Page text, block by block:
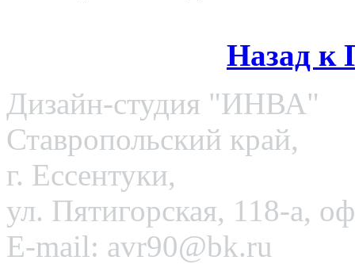
Назад
Дизайн-студия "ИНВА"
Ставропольский край,
г. Ессентуки,
ул. Пятигорская, 118-а,
E-mail: avr90@bk.ru